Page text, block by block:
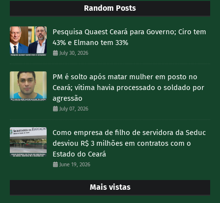
Random Posts
Pesquisa Quaest Ceará para Governo; Ciro tem
43% e Elmano tem 33%
July 30, 2026
PM é solto após matar mulher em posto no
Ceará; vítima havia processado o soldado por
agressão
July 07, 2026
Como empresa de filho de servidora da Seduc
desviou R$ 3 milhões em contratos com o
Estado do Ceará
June 19, 2026
Mais vistas